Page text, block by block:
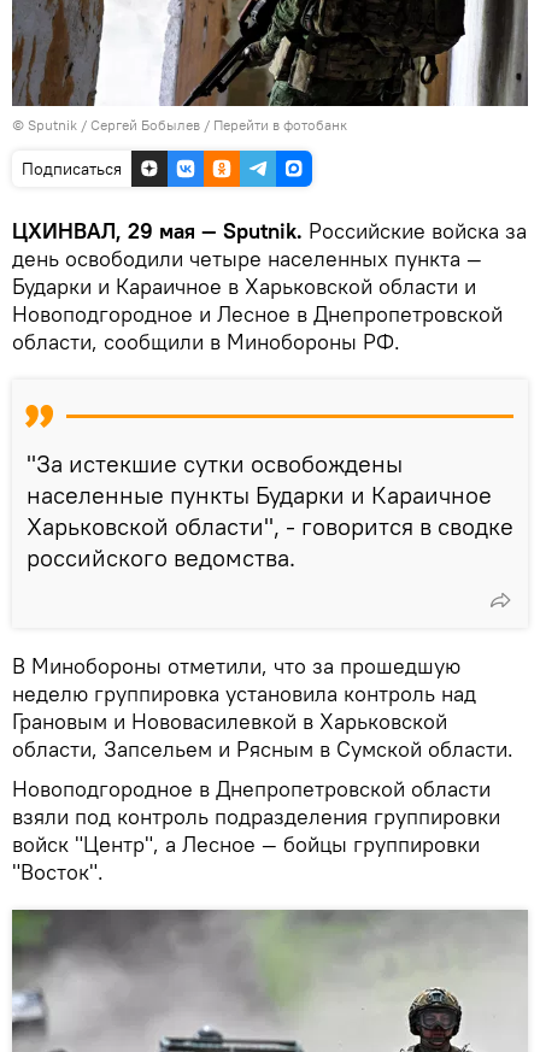
© Sputnik / Сергей Бобылев / Перейти в фотобанк
Подписаться
ЦХИНВАЛ, 29 мая — Sputnik. Российские войска за
день освободили четыре населенных пункта —
Бударки и Караичное в Харьковской области и
Новоподгородное и Лесное в Днепропетровской
области, сообщили в Минобороны РФ.
"За истекшие сутки освобождены
населенные пункты Бударки и Караичное
Харьковской области", - говорится в сводке
российского ведомства.
В Минобороны отметили, что за прошедшую
неделю группировка установила контроль над
Грановым и Нововасилевкой в Харьковской
области, Запсельем и Рясным в Сумской области.
Новоподгородное в Днепропетровской области
взяли под контроль подразделения группировки
войск "Центр", а Лесное — бойцы группировки
"Восток".